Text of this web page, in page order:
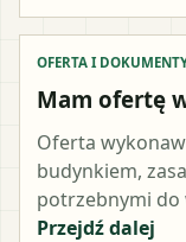
OFERTA I
Mam ofertę
Oferta
budynkiem,
potrzebnymi do
Przejdź dalej